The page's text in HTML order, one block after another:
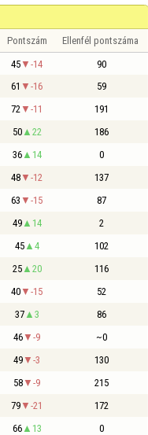
Pontszám Ellenfél pontszáma
45 -14 90
61 -16 59
72 -11 191
50 22 186
36 14 0
48 -12 137
63 -15 87
49 14 2
45 4 102
25 20 116
40 -15 52
37 3 86
46 -9 ~0
49 -3 130
58 -9 215
79 -21 172
66 13 0